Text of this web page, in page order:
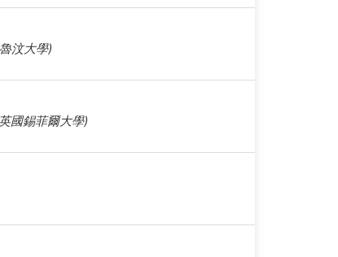
汶大學)
國錫菲爾大學)